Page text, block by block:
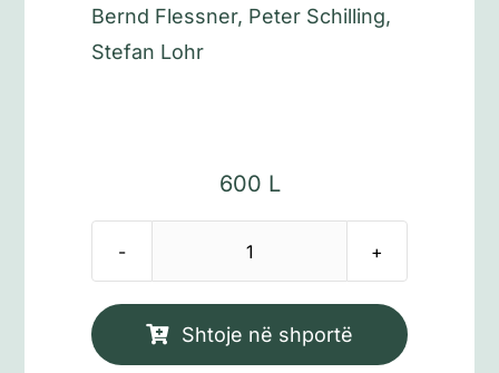
Bernd Flessner, Peter Schilling,
Stefan Lohr
600 L
Sasi
i
Shtoje në shportë